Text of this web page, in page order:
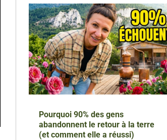
Pourquoi 90% des gens
abandonnent le retour à la terre
(et comment elle a réussi)